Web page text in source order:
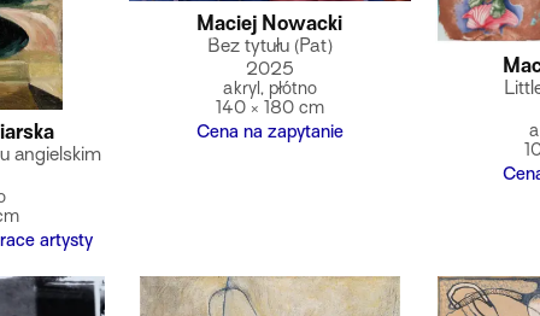
angielskim
artysty
Maciej Nowacki
Bez tytułu (Pat)
2025
akryl, płótno
140 × 180 cm
Cena na zapytanie